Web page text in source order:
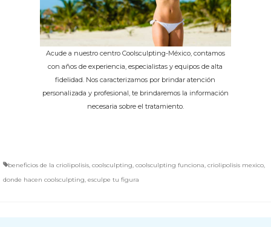
Acude a nuestro centro Coolsculpting-México, contamos
con años de experiencia, especialistas y equipos de alta
fidelidad. Nos caracterizamos por brindar atención
personalizada y profesional, te brindaremos la información
necesaria sobre el tratamiento.
beneficios de la criolipolisis, coolsculpting, coolsculpting funciona, criolipolisis mexico,
donde hacen coolsculpting, esculpe tu figura